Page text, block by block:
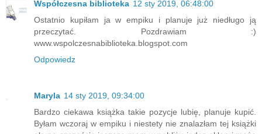
Współczesna biblioteka 12 sty 2019, 06:48:00
Ostatnio kupiłam ja w empiku i planuje już niedługo ją
przeczytać. Pozdrawiam :)
www.wspolczesnabiblioteka.blogspot.com
Odpowiedz
Maryla 14 sty 2019, 09:34:00
Bardzo ciekawa książka takie pozycje lubię, planuje kupić.
Byłam wczoraj w empiku i niestety nie znalazłam tej książki